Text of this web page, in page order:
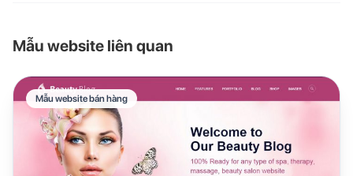
Mẫu website liên quan
Mẫu website bán hàng